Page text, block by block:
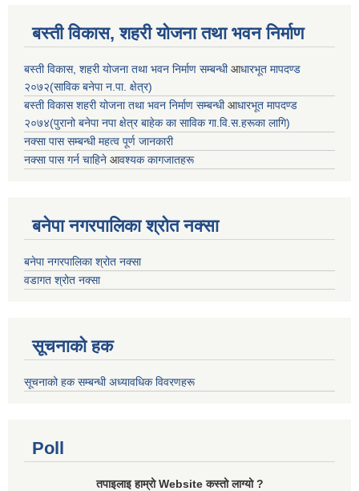
बस्ती विकास, शहरी योजना तथा भवन निर्माण
बस्ती विकास, शहरी योजना तथा भवन निर्माण सम्बन्धीआधारभूत मापदण्ड
२०७२(साविक बनेपा न.पा. क्षेत्र)
बस्ती विकास शहरी योजना तथा भवन निर्माण सम्बन्धीआधारभूत मापदण्ड
२०७४(पुरानो बनेपा नपा क्षेत्र बाहेक का साविक गा.वि.स.हरूका लागि)
नक्सा पास सम्बन्धी महत्व पूर्ण जानकारी
नक्सा पास गर्न चाहिने आवश्यक कागजातहरू
बनेपा नगरपालिका श्रोत नक्सा
बनेपा नगरपालिका श्रोत नक्सा
वडागत श्रोत नक्सा
सूचनाको हक
सूचनाको हक सम्बन्धी अध्यावधिक विवरणहरू
Poll
तपाइलाइ हाम्रो Website कस्तो लाग्यो ?